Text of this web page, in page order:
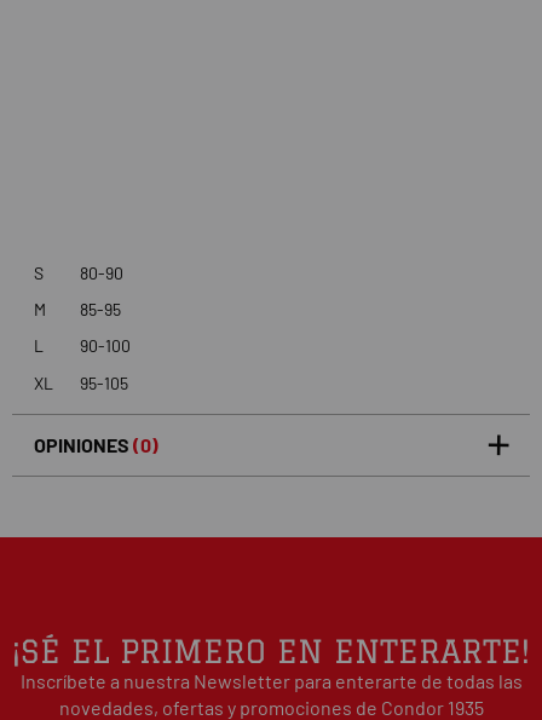
S
80-90
M
85-95
L
90-100
XL
95-105
OPINIONES (0)
5
4
0%
estrellas
0%
1
estrellas 0%
¡SÉ EL PRIMERO EN ENTERARTE!
Inscríbete a nuestra Newsletter para enterarte de todas las
novedades, ofertas y promociones de Condor 1935